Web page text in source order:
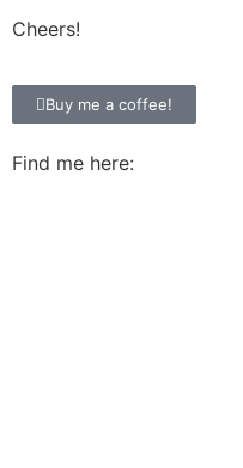
Cheers!
Buy me a coffee!
Find me here: